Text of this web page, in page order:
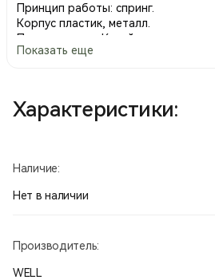
Принцип работы: спринг.
Корпус пластик, металл.
Производство Китай.
Показать еще
Характеристики:
Наличие:
Нет в наличии
Производитель:
WELL